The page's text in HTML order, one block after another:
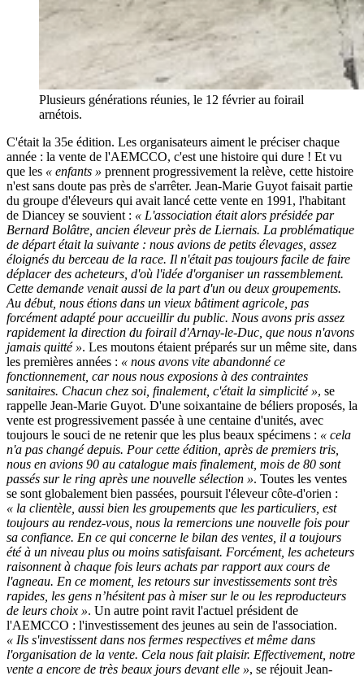
Plusieurs générations réunies, le 12 février au foirail
arnétois.
C'était la 35e édition. Les organisateurs aiment le préciser chaque
année : la vente de l'AEMCCO, c'est une histoire qui dure ! Et vu
que les « enfants » prennent progressivement la relève, cette histoire
n'est sans doute pas près de s'arrêter. Jean-Marie Guyot faisait partie
du groupe d'éleveurs qui avait lancé cette vente en 1991, l'habitant
de Diancey se souvient : « L'association était alors présidée par
Bernard Bolâtre, ancien éleveur près de Liernais. La problématique
de départ était la suivante : nous avions de petits élevages, assez
éloignés du berceau de la race. Il n'était pas toujours facile de faire
déplacer des acheteurs, d'où l'idée d'organiser un rassemblement.
Cette demande venait aussi de la part d'un ou deux groupements.
Au début, nous étions dans un vieux bâtiment agricole, pas
forcément adapté pour accueillir du public. Nous avons pris assez
rapidement la direction du foirail d'Arnay-le-Duc, que nous n'avons
jamais quitté ». Les moutons étaient préparés sur un même site, dans
les premières années : « nous avons vite abandonné ce
fonctionnement, car nous nous exposions à des contraintes
sanitaires. Chacun chez soi, finalement, c'était la simplicité », se
rappelle Jean-Marie Guyot. D'une soixantaine de béliers proposés, la
vente est progressivement passée à une centaine d'unités, avec
toujours le souci de ne retenir que les plus beaux spécimens : « cela
n'a pas changé depuis. Pour cette édition, après de premiers tris,
nous en avions 90 au catalogue mais finalement, mois de 80 sont
passés sur le ring après une nouvelle sélection ». Toutes les ventes
se sont globalement bien passées, poursuit l'éleveur côte-d'orien :
« la clientèle, aussi bien les groupements que les particuliers, est
toujours au rendez-vous, nous la remercions une nouvelle fois pour
sa confiance. En ce qui concerne le bilan des ventes, il a toujours
été à un niveau plus ou moins satisfaisant. Forcément, les acheteurs
raisonnent à chaque fois leurs achats par rapport aux cours de
l'agneau. En ce moment, les retours sur investissements sont très
rapides, les gens n’hésitent pas à miser sur le ou les reproducteurs
de leurs choix ». Un autre point ravit l'actuel président de
l'AEMCCO : l'investissement des jeunes au sein de l'association.
« Ils s'investissent dans nos fermes respectives et même dans
l'organisation de la vente. Cela nous fait plaisir. Effectivement, notre
vente a encore de très beaux jours devant elle », se réjouit Jean-